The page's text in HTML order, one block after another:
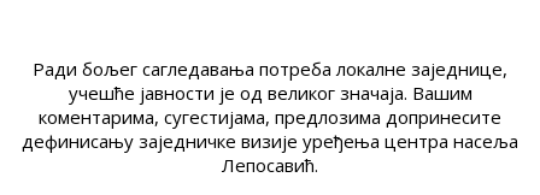
Ради бољег сагледавања потреба локалне заједнице,
учешће јавности је од великог значаја. Вашим
коментарима, сугестијама, предлозима допринесите
дефинисању заједничке визије уређења центра насеља
Лепосавић.